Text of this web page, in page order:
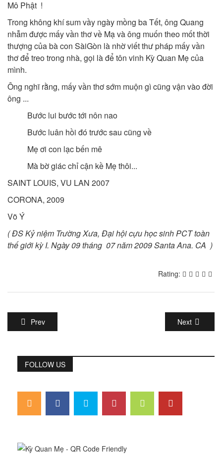
Mô Phật !
Trong không khí sum vầy ngày mồng ba Tết, ông Quang
nhẫm được mấy vần thơ về Mạ và ông muốn theo mốt thời
thượng của bà con SàiGòn là nhờ viết thư pháp mấy vần
thơ để treo trong nhà, gọi là để tôn vinh Kỳ Quan Mẹ của
mình.
Ông nghĩ rằng, mấy vần thơ sớm muộn gì cũng vận vào đời
ông ...
Bước lui bước tới nôn nao
Bước luân hồi đó trước sau cũng về
Mẹ ơi con lạc bến mê
Mà bờ giác chỉ cận kề Mẹ thôi...
SAINT LOUIS, VU LAN 2007
CORONA, 2009
Võ Ý
(ĐS Kỷ niệm Trường Xưa, Đại hội cựu học sinh PCT toàn
thế giới kỳ I. Ngày09tháng 07năm2009 Santa Ana. CA )
Rating:
Prev Next
FOLLOW US